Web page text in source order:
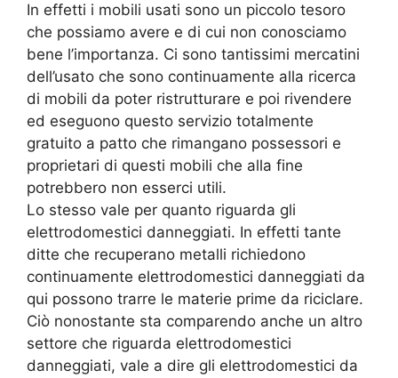
In effetti i mobili usati sono un piccolo tesoro
che possiamo avere e di cui non conosciamo
bene l’importanza. Ci sono tantissimi mercatini
dell’usato che sono continuamente alla ricerca
di mobili da poter ristrutturare e poi rivendere
ed eseguono questo servizio totalmente
gratuito a patto che rimangano possessori e
proprietari di questi mobili che alla fine
potrebbero non esserci utili.
Lo stesso vale per quanto riguarda gli
elettrodomestici danneggiati. In effetti tante
ditte che recuperano metalli richiedono
continuamente elettrodomestici danneggiati da
qui possono trarre le materie prime da riciclare.
Ciò nonostante sta comparendo anche un altro
settore che riguarda elettrodomestici
danneggiati, vale a dire gli elettrodomestici da